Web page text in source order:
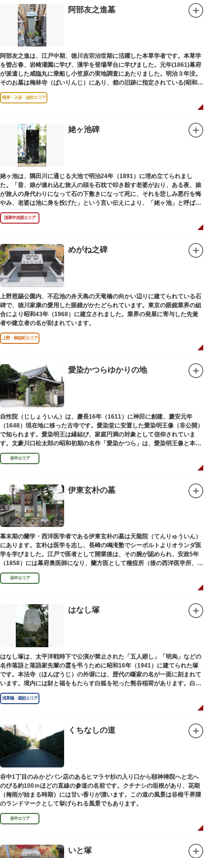
阿部友之進墓
阿部友之進は、江戸中期、徳川吉宗治世期に活躍した本草学者です。本草学
を曽占春、岩崎灌園に学び、漢学を登場琴台に学びました。元年(1861)幕府
が派遣した咸臨丸に乗船し小笠原の実地調査にあたりました。明治３年没。
そのお墓は梅林寺（ばいりんじ）にあり、都の旧跡に指定されている(昭和３
年指定)。
根岸・入谷・金杉エリア
姥ヶ池碑
姥ヶ池は、隅田川に通じる大池で明治24年（1891）に埋め立てられまし
た。「昔、娘が連れ込む旅人の頭を石枕で叩き殺す老婆がおり、ある夜、娘
が旅人の身代わりになって石の下敷きになって死に、それを悲しみ悪行を悔
やみ、老婆は池に身を投げた」という言い伝えにより、「姥ヶ池」と呼ばれ
ていました。その碑は花川戸公園内にあります。
浅草中央部エリア
めがね之碑
上野恩賜公園内、不忍池の弁天島の天竜橋の向かい辺りに建てられている石
碑で、徳川家康の愛用した眼鏡がかたどられています。東京の眼鏡業界の組
合により昭和43年（1968）に建立されました。業界の発展に寄与した先覚
者や建立者の名が刻まれています。
上野・御徒町エリア
愛染かつらゆかりの地
自性院（じしょういん）は、慶長16年（1611）に神田に創建、慶安元年
（1648）現在地に移った古寺です。愛染堂に安置した愛染明王像（非公開）
で知られます。愛染明王は縁結び、家庭円満の対象として信仰されていま
す。文豪川口松太郎の昭和初期の名作「愛染かつら」は、愛染明王像と本堂
前にあった桂の古木にヒントを得た作品だといわれます。
谷中エリア
伊東玄朴の墓
幕末期の蘭学・西洋医学者である伊東玄朴の墓は天龍院（てんりゅういん）
にあります。玄朴は医学を志し、長崎の鳴滝塾でシーボルトよりオランダ医
学を学びました。江戸で医者として開業後は、その腕が認められ、安政5年
（1858）には幕府奥医師になり、蘭方医として種痘所（後の西洋医学所、現
東京大学医学部）の開設などに尽力し、明治4年（1871）72歳で没しまし
た。谷中エリア
はなし塚
はなし塚は、太平洋戦時下で公演が禁止された「五人廻し」「明烏」などの
名作落語と落語家先輩の霊を弔うために昭和16年（1941）に建てられた塚
です。本法寺（ほんぽうじ）の外塀には、歴代の噺家の名が一面に刻まれて
います。境内には財と福をもたらす白狐を祀った熊谷稲荷があります。白狐
を祀った稲荷は全国に2ケ所しかない非常に珍しいものです。
浅草橋・蔵前エリア
くちなしの道
谷中1丁目のみかどパン店のあるヒマラヤ杉の入り口から頤神禅院へと北へ
のびる約100ｍほどの直線の参道の名前です。クチナシの垣根があり、花期
（梅雨が始まる時期）には甘い香りが漂います。この道の風景は谷根千界隈
のランドマークとして挙げられる風景でもあります。
谷中エリア
いと塚